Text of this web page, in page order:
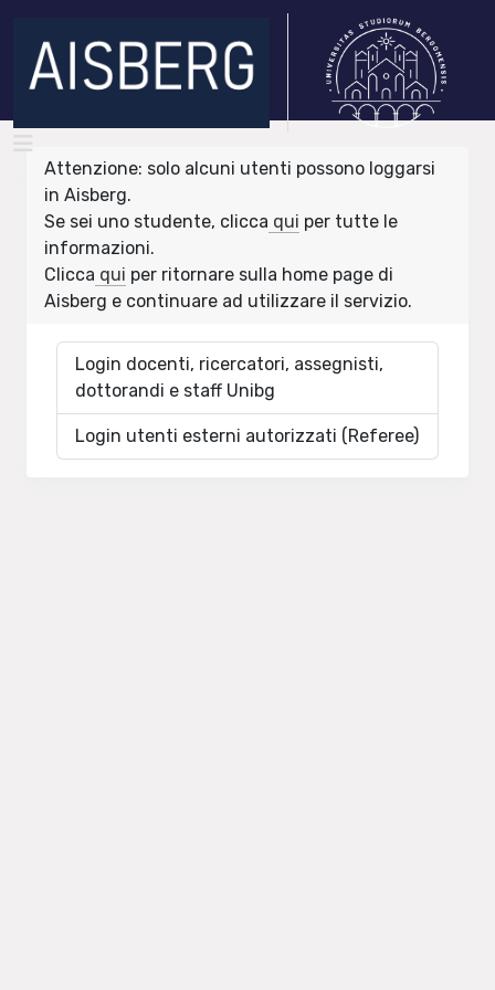
Attenzione: solo alcuni utenti possono loggarsi
in Aisberg.
Se sei uno studente, clicca qui per tutte le
informazioni.
Clicca qui per ritornare sulla home page di
Aisberg e continuare ad utilizzare il servizio.
Login docenti, ricercatori, assegnisti,
dottorandi e staff Unibg
Login utenti esterni autorizzati (Referee)